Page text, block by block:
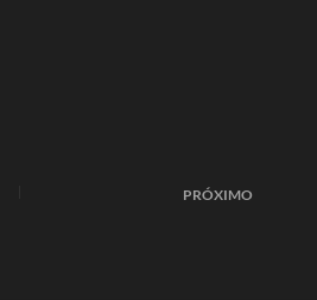
PRÓXIMO